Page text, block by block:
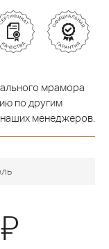
мрамора
по другим
менеджеров.
Я